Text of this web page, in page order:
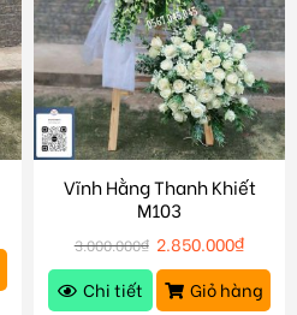
Vĩnh Hằng Thanh Khiết
M103
3.000.000₫ 2.850.000₫
Chi tiết
Giỏ hàng